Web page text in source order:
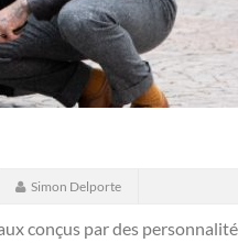
Simon Delporte
conçus par des